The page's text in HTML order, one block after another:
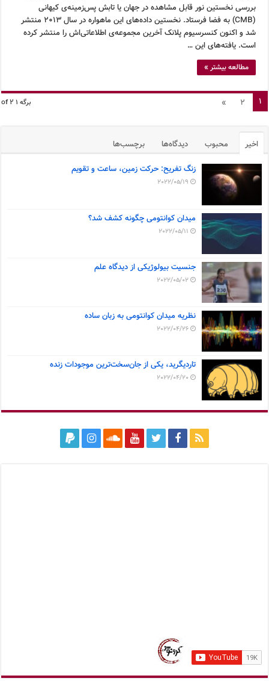
بررسی نخستین نور قابل مشاهده در جهان یا تابش پس‌زمینه‌ی کیهانی
(CMB) به فضا فرستاد. نخستین داده‌های این ماهواره در سال ۲۰۱۳ منتشر
شد و اکنون کنسرسیوم پلانک آخرین مجموعه‌ی اطلاعاتی‌اش را منتشر کرده
است. یافته‌های این …
مطالعه بیشتر »
برگه 1 of 2 1
2
»
اخیر محبوب دیدگاه‌ها برچسب‌ها
زنگ تفریح: حرکت زمین، ساعت و تقویم
2022/05/19
میدان کوانتومی چگونه کشف شد؟
2022/05/11
جنسیت بیولوژیکی از دیدگاه علم
2022/05/02
نظریه میدان کوانتومی به زبان ساده
2022/04/26
تاردیگرید، یکی از جان‌سخت‌ترین موجودات زنده
2022/04/20